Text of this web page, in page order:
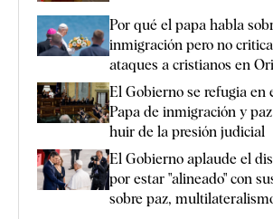
Por qué el papa habla
inmigración pero no
ataques a cristianos en
El Gobierno se refugia en
Papa de inmigración y
huir de la presión judicial
El Gobierno aplaude el
por estar "alineado" con
sobre paz,